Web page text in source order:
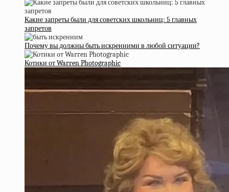
Какие запреты были для советских школьниц: 5 главных
запретов
Почему вы должны быть искренними в любой ситуации?
Котики от Warren Photographic